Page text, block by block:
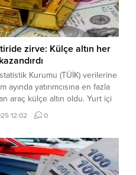
zirve: Külçe altın her
Kurumu (TÜİK) verilerine
ayında yatırımcısına en fazla
araç külçe altın oldu. Yurt içi
endeksi (Yİ-ÜFE) ile
külçe altın yüzde 13,63,
ise yüzde 12,61 oranında
sağladı. Yİ-ÜFE’ye göre;
faizi (brüt) yüzde 1,50 ve
12:02 0